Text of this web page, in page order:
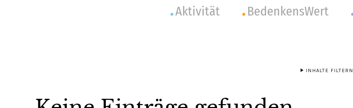
Aktivität BedenkensWert
INHALTE FILTERN